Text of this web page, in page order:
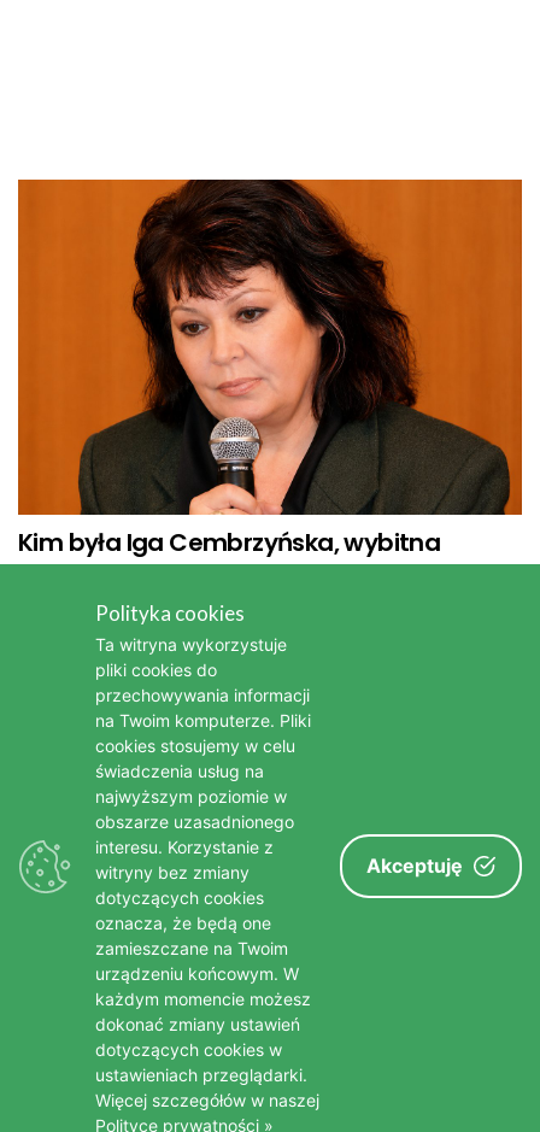
Kim była Iga Cembrzyńska, wybitna
aktorka i piosenkarka
Kim była Bonnie Tyler - legendarna wokalistka popowa i
Kim była Stanisława Celińska - wybitna polska aktorka
Nie żyje Bożena Dykiel, wybitna aktorka teatralna i filmowa
Nie żyje Edward Linde-Lubaszenko, wybitny polski aktor
Nie żyje Brigitte Bardot - jedna z największych gwiazd
francuskiego kina
© poradnikseniora.pl
Polityka cookies
Ta witryna wykorzystuje
pliki cookies do
przechowywania informacji
na Twoim komputerze. Pliki
cookies stosujemy w celu
świadczenia usług na
najwyższym poziomie w
obszarze uzasadnionego
interesu. Korzystanie z
witryny bez zmiany
dotyczących cookies
oznacza, że będą one
zamieszczane na Twoim
urządzeniu końcowym. W
każdym momencie możesz
dokonać zmiany ustawień
dotyczących cookies w
ustawieniach przeglądarki.
Więcej szczegółów w naszej
Polityce prywatności »
Akceptuję